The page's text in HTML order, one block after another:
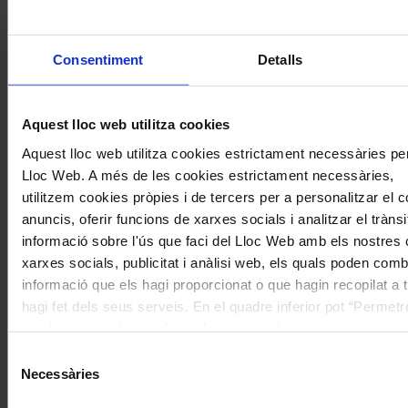
Consentiment Detalls
Aquest lloc web utilitza cookies
Aquest lloc web utilitza cookies estrictament necessàries
Lloc Web. A més de les cookies estrictament necessàries,
utilitzem cookies pròpies i de tercers per a personalitzar el
anuncis, oferir funcions de xarxes socials i analitzar el
informació sobre l'ús que faci del Lloc Web amb els nostres
xarxes socials, publicitat i anàlisi web, els quals poden
informació que els hagi proporcionat o que hagin recopilat a
hagi fet dels seus serveis. En el quadre inferior pot
de la qual podrà deshabilitar o configurar les cookies en
Necessàries
Concerts
voltatge